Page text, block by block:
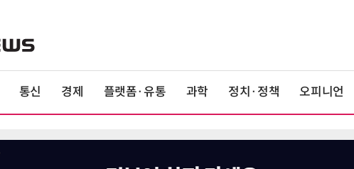
통신 경제 플랫폼·유통 과학 정치·정책 오피니언